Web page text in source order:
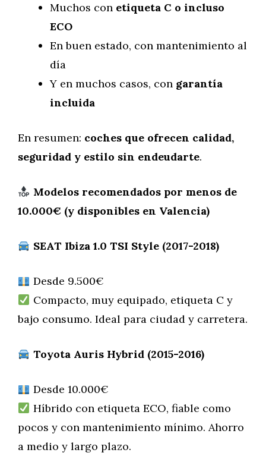
Muchos con etiqueta C o incluso
ECO
En buen estado, con mantenimiento al
día
Y en muchos casos, con garantía
incluida
En resumen: coches que ofrecen calidad,
seguridad y estilo sin endeudarte.
Modelos recomendados por menos de
10.000€ (y disponibles en Valencia)
SEAT Ibiza 1.0 TSI Style (2017-2018)
Desde 9.500€
Compacto, muy equipado, etiqueta C y
bajo consumo. Ideal para ciudad y carretera.
Toyota Auris Hybrid (2015-2016)
Desde 10.000€
Híbrido con etiqueta ECO, fiable como
pocos y con mantenimiento mínimo. Ahorro
a medio y largo plazo.